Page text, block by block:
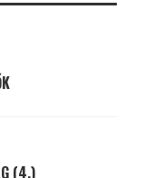
(4.)